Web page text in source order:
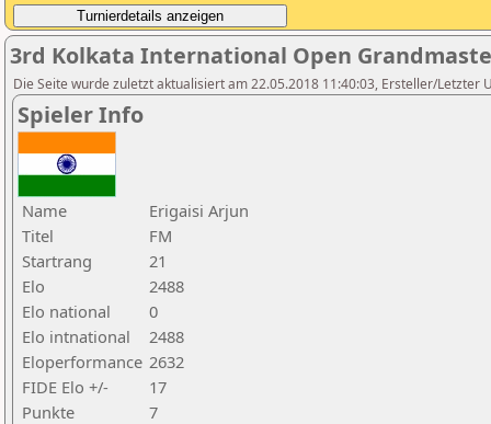
3rd Kolkata International Open
Die Seite wurde zuletzt aktualisiert am 22.05.2018 11:40:03, Ersteller/Letzter
Spieler Info
Name
Erigaisi Arjun
Titel
FM
Startrang
21
Elo
2488
Elo national
0
Elo intnational
2488
Eloperformance 2632
FIDE Elo +/-
17
Punkte
7